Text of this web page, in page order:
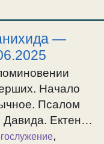
—
Начало
Псалом
Давида. Ектения
,